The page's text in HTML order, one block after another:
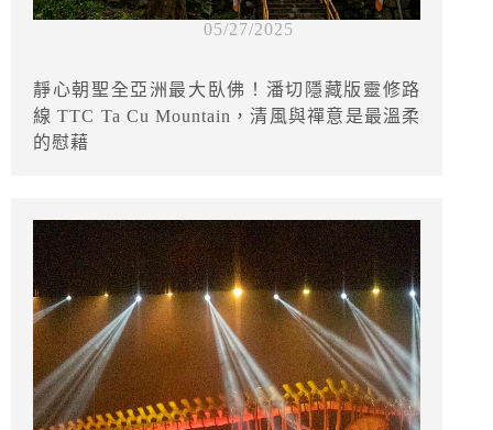
05/27/2025
靜心朝聖全亞洲最大臥佛！潘切隱藏版靈修路
線 TTC Ta Cu Mountain，清風與禪意是最溫柔
的慰藉